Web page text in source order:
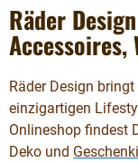
Räder
Accessoires,
Räder Design
einzigartigen
Onlineshop findest
Deko und